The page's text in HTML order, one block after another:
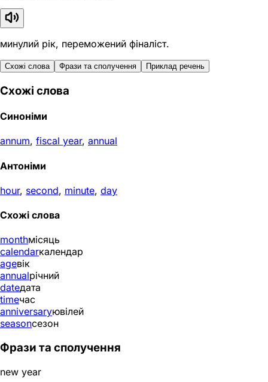
минулий рік, переможений фіналіст.
Схожі слова Фрази та сполучення Приклад речень
Схожі слова
Синоніми
annum, fiscal year, annual
Антоніми
hour, second, minute, day
Схожі слова
monthмісяць
calendarкалендар
ageвік
annualрічний
dateдата
timeчас
anniversaryювілей
seasonсезон
Фрази та сполучення
new year